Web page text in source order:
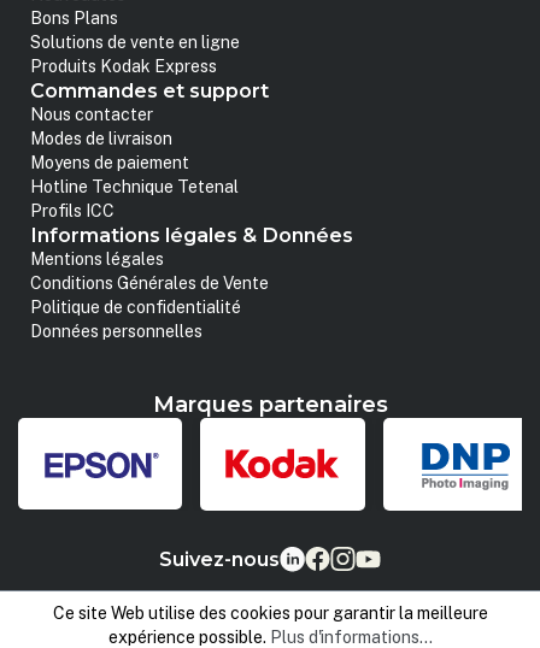
Bons Plans
Solutions de vente en ligne
Produits Kodak Express
Commandes et support
Nous contacter
Modes de livraison
Moyens de paiement
Hotline Technique Tetenal
Profils ICC
Informations légales & Données
Mentions légales
Conditions Générales de Vente
Politique de confidentialité
Données personnelles
Marques partenaires
Suivez-nous
Ce site Web utilise des cookies pour garantir la meilleure
expérience possible. Plus d'informations...